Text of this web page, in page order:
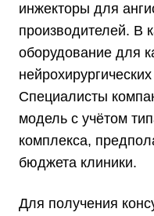
инжекторы для
производителей. В
оборудование для
Специалисты
модель с учётом
комплекса,
бюджета клиники.
Для получения